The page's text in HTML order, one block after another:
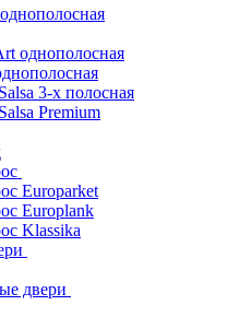
однополосная
3-х полосная
Premium
Europarket
Europlank
Klassika
двери